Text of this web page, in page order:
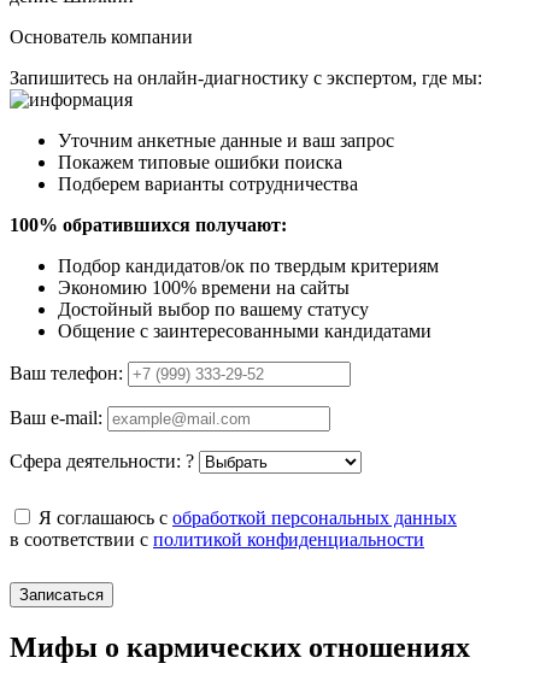
Основатель компании
Запишитесь на онлайн-диагностику с экспертом, где мы:
Уточним анкетные данные и ваш запрос
Покажем типовые ошибки поиска
Подберем варианты сотрудничества
100% обратившихся получают:
Подбор кандидатов/ок по твердым критериям
Экономию 100% времени на сайты
Достойный выбор по вашему статусу
Общение с заинтересованными кандидатами
Ваш телефон:
Ваш e-mail:
Сфера деятельности: ?
Я соглашаюсь с обработкой персональных данных
в соответствии с политикой конфиденциальности
Записаться
Мифы о кармических отношениях